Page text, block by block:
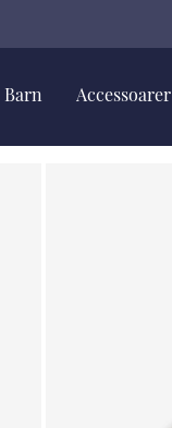
Barn Accessoarer